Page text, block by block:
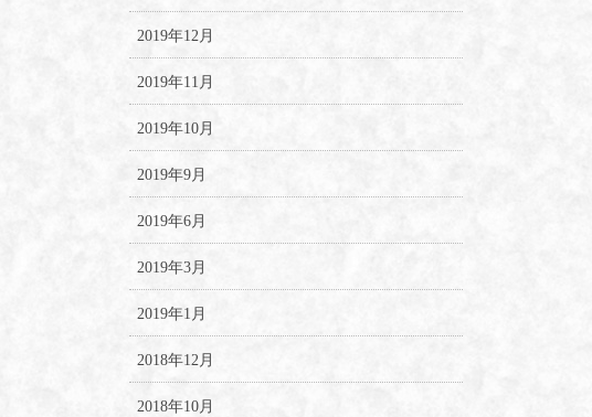
2019年12月
2019年11月
2019年10月
2019年9月
2019年6月
2019年3月
2019年1月
2018年12月
2018年10月